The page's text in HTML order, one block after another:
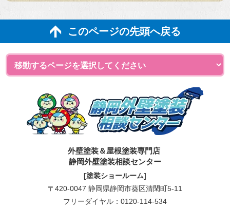
このページの先頭へ戻る
外壁塗装＆屋根塗装専門店
静岡外壁塗装相談センター
[塗装ショールーム]
〒420-0047 静岡県静岡市葵区清閑町5-11
フリーダイヤル： 0120-114-534